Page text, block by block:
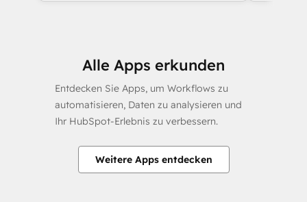
Alle Apps erkunden
Entdecken Sie Apps, um Workflows zu
automatisieren, Daten zu analysieren und
Ihr HubSpot-Erlebnis zu verbessern.
Weitere Apps entdecken